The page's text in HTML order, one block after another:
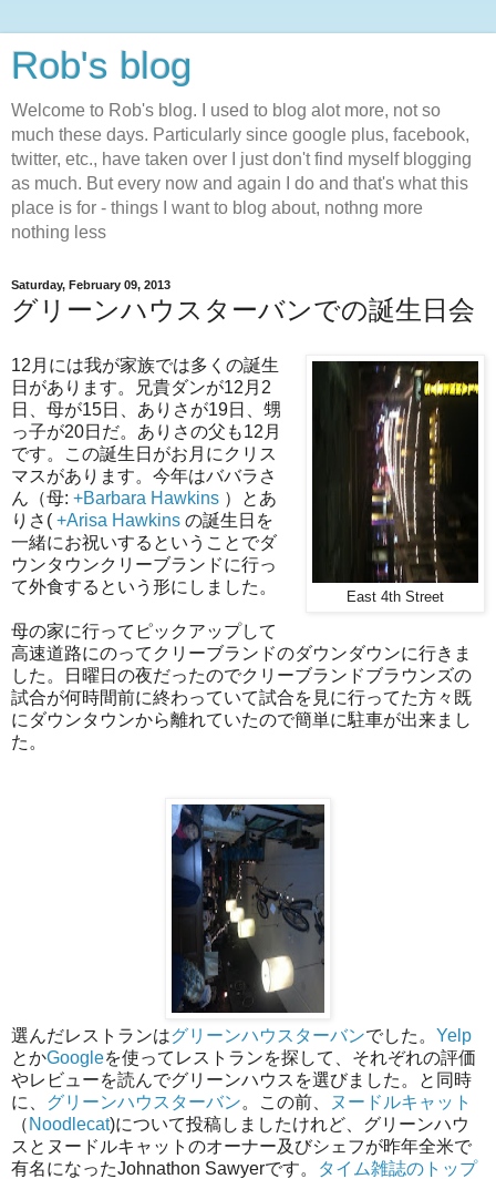
Rob's blog
Welcome to Rob's blog. I used to blog alot more, not so
much these days. Particularly since google plus, facebook,
twitter, etc., have taken over I just don't find myself blogging
as much. But every now and again I do and that's what this
place is for - things I want to blog about, nothng more
nothing less
Saturday, February 09, 2013
グリーンハウスターバンでの誕生日会
East 4th Street
12月には我が家族では多くの誕生
日があります。兄貴ダンが12月2
日、母が15日、ありさが19日、甥
っ子が20日だ。ありさの父も12月
です。この誕生日がお月にクリス
マスがあります。今年はババラさ
ん（母: +Barbara Hawkins ）とあ
りさ( +Arisa Hawkins の誕生日を
一緒にお祝いするということでダ
ウンタウンクリーブランドに行っ
て外食するという形にしました。
母の家に行ってピックアップして
高速道路にのってクリーブランドのダウンダウンに行きま
した。日曜日の夜だったのでクリーブランドブラウンズの
試合が何時間前に終わっていて試合を見に行ってた方々既
にダウンタウンから離れていたので簡単に駐車が出来まし
た。
選んだレストランはグリーンハウスターバンでした。 Yelp
とかGoogleを使ってレストランを探して、それぞれの評価
やレビューを読んでグリーンハウスを選びました。と同時
に、 グリーンハウスターバン。この前、
ヌードルキャット
（ Noodlecat)について投稿しましたけれど、グリーンハウ
スとヌードルキャットのオーナー及びシェフが昨年全米で
有名になったJohnathon Sawyerです。
タイム雑誌のトップ